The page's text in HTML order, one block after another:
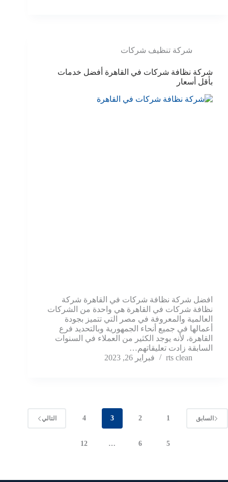
شركة تنظيف شركات
شركة نظافة شركات في القاهرة أفضل خدمات
بأقل أسعار
افضل شركة نظافة شركات في القاهرة شركة
نظافة شركات في القاهرة هي واحدة من الشركات
العالمية والمعروفة في مصر التي تتميز بجودة
أعمالها في جميع أنحاء الجمهورية وبالتحديد فرع
القاهرة، لأنه يوجد الكثير من العملاء في السنوات
السابقة زادت تعليقاتهم…
rts clean
فبراير 26, 2023
السابق 1
2
3
4
5
6
…
12
التالي